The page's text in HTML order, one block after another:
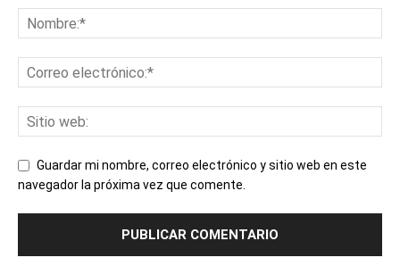
Guardar mi nombre, correo electrónico y sitio web en este
navegador la próxima vez que comente.